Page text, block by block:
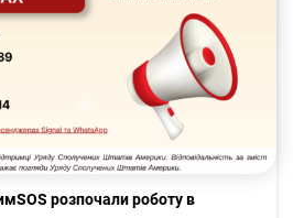
розпочали роботу в